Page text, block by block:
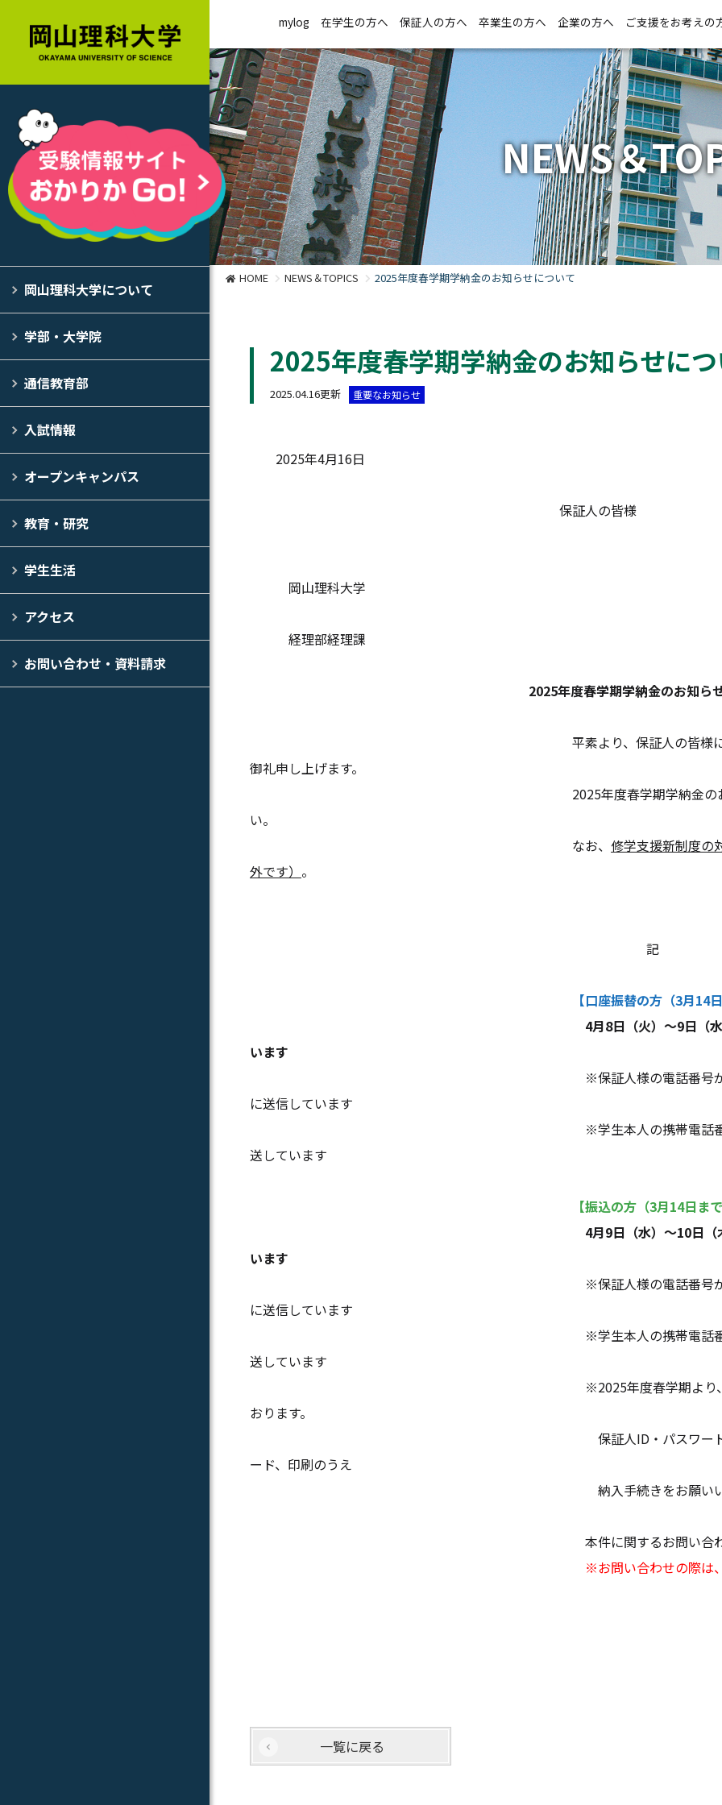
岡山理科大学について
学部・大学院
通信教育部
入試情報
オープンキャンパス
教育・研究
学生生活
アクセス
お問い合わせ・資料請求
mylog 在学生の方へ 保証人の方へ 卒業生の方へ 企業の方へ ご支援をお考えの
NEWS＆
HOME NEWS＆TOPICS 2025年度春学期学納金のお知らせについて
2025年度春学期学納金のお知らせにつ
2025.04.16更新 重要なお知らせ
2025年4月16日
保証人の皆様
岡山理科大学
経理部経理課
2025年度春学期学納金のお知ら
平素より、保証人の皆様には本学の教育研究活
御礼申し上げます。
2025年度春学期学納金のお知らせを下記のと
い。
なお、 修学支援新制度の
外です） 。
記
【口座振替の方 （3月14
4月8日（火）～9日（
います
※保証人様の電話番号が未登録 または 不備の
に送信しています
※学生本人の携帯電話番号にも送信できなか
送しています
【振込の方 （3月14日ま
4月9日（水）～10日
います
※保証人様の電話番号が未登録 または 不備の
に送信しています
※学生本人の携帯電話番号にも送信できなか
送しています
※2025年度春学期より、振込用紙は本学ポー
おります。
保証人ID・パスワードを使ってログインし
ード、印刷のうえ
納入手続きをお願いいたしま
本件に関するお問い合わせ
※お問い合わせの際は
一覧に戻る